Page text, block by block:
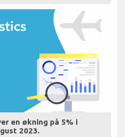
en økning på 5% i
2023.